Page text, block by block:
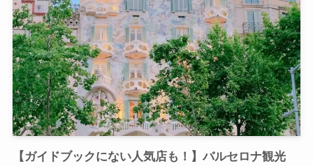
【ガイドブックにない人気店も！】バルセロナ観光